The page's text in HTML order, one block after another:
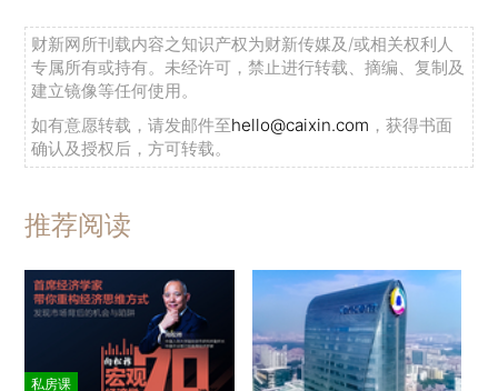
财新网所刊载内容之知识产权为财新传媒及/或相关权利人
专属所有或持有。未经许可，禁止进行转载、摘编、复制及
建立镜像等任何使用。
如有意愿转载，请发邮件至hello@caixin.com ，获得书面
确认及授权后，方可转载。
推荐阅读
私房课